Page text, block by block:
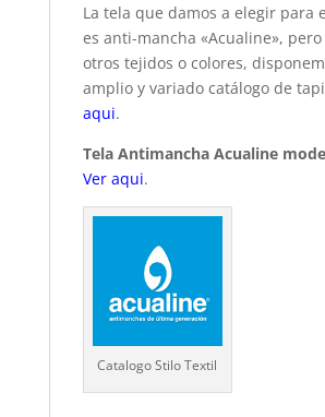
La tela que damos a elegir para
es anti-mancha «Acualine»,
otros tejidos o colores,
amplio y variado catálogo de
aqui.
Tela Antimancha Acualine
Ver aqui.
Catalogo Stilo Textil